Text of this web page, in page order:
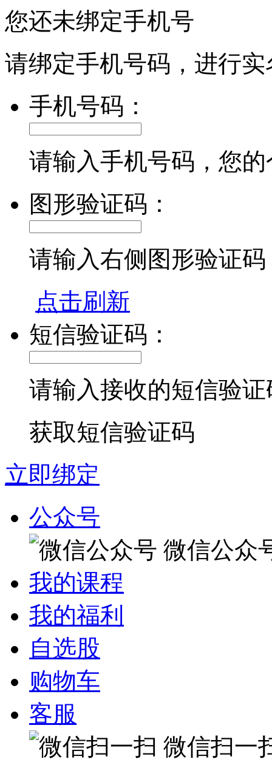
您还未绑定手机号
请绑定手机号码，进行
手机号码：
请输入手机号码，您
图形验证码：
请输入右侧图形验证码
点击刷新
短信验证码：
请输入接收的短信验证
获取短信验证码
立即绑定
公众号
微信公众
我的课程
我的福利
自选股
购物车
客服
微信扫一